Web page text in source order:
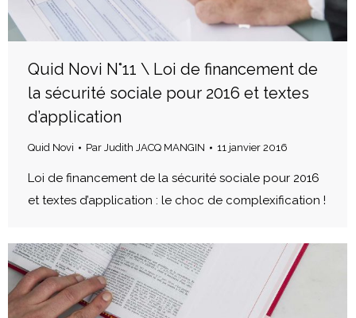
Quid Novi N°11 \ Loi de financement de
la sécurité sociale pour 2016 et textes
d’application
Quid Novi Par Judith JACQ MANGIN 11 janvier 2016
Loi de financement de la sécurité sociale pour 2016
et textes d’application : le choc de complexification !